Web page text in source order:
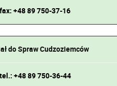
fax: +48 89 750-37-16
do Spraw Cudzoziemców
tel.: +48 89 750-36-44